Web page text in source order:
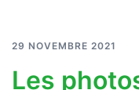
29 NOVEMBRE 2021
Les